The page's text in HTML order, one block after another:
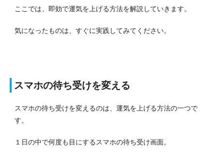
ここでは、即効で運気を上げる方法を解説していきます。
気になったものは、すぐに実践してみてください。
スマホの待ち受けを変える
スマホの待ち受けを変えるのは、運気を上げる方法の一つで
す。
１日の中で何度も目にするスマホの待ち受け画面。